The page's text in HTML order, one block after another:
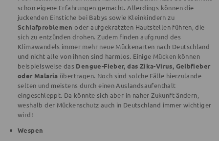
schon eigene Erfahrungen gemacht. Allerdings können die
juckenden Einstiche bei Babys sowie Kleinkindern zu
Schlafproblemen oder aufgekratzten Hautstellen führen, die
sich zu entzünden drohen. Zudem finden aufgrund des
Klimawandels immer mehr neue Mückenarten nach Deutschland
und nicht alle von ihnen sind harmlos. Einige Mücken können
beispielsweise das Dengue-Fieber, das Zika-Virus, Gelbfieber
oder Malaria übertragen. Noch sind solche Fälle hierzulande
selten und meistens durch einen Auslandsaufenthalt
eingeschleppt. Da könnte sich aber in naher Zukunft ändern,
weshalb der Mückenschutz auch in Deutschland immer wichtiger
wird!
Wespen